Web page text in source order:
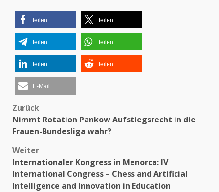
teilen teilen
teilen teilen
teilen teilen
E-Mail
Beitragsnavigation
Zurück
Nimmt Rotation Pankow Aufstiegsrecht in die
Frauen-Bundesliga wahr?
Weiter
Internationaler Kongress in Menorca: IV
International Congress – Chess and Artificial
Intelligence and Innovation in Education